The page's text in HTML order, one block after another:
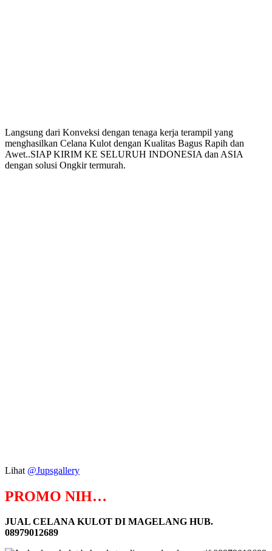
Langsung dari Konveksi dengan tenaga kerja terampil yang
menghasilkan Celana Kulot dengan Kualitas Bagus Rapih dan
Awet..SIAP KIRIM KE SELURUH INDONESIA dan ASIA
dengan solusi Ongkir termurah.
Lihat @Jupsgallery
PROMO NIH…
JUAL CELANA KULOT DI MAGELANG HUB.
08979012689